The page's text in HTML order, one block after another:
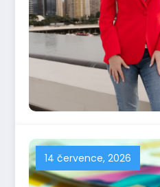
14 července, 2026